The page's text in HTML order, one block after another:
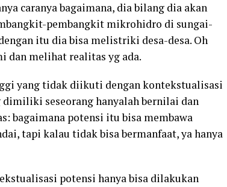
caranya bagaimana, dia bilang dia akan
pembangkit mikrohidro di sungai-
itu dia bisa melistriki desa-desa. Oh
dan melihat realitas yg ada.
yang tidak diikuti dengan kontekstualisasi
dimiliki seseorang hanyalah bernilai dan
bagaimana potensi itu bisa membawa
tapi kalau tidak bisa bermanfaat, ya hanya
potensi hanya bisa dilakukan